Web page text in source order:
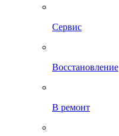
Сервис
Восстановление
В ремонт